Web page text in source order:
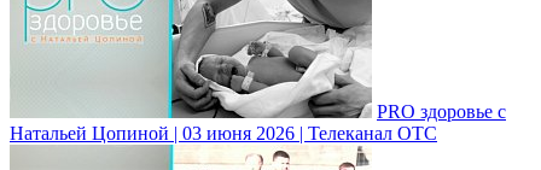
PRO здоровье с
Натальей Цопиной | 03 июня 2026 | Телеканал ОТС